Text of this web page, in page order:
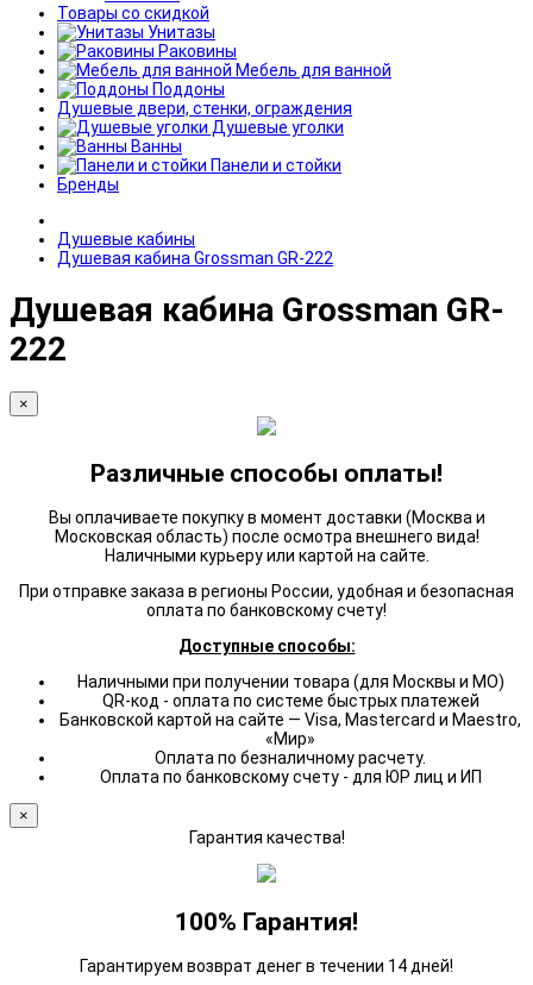
Товары со скидкой
Унитазы
Раковины
Мебель для ванной
Поддоны
Душевые двери, стенки, ограждения
Душевые уголки
Ванны
Панели и стойки
Бренды
Душевые кабины
Душевая кабина Grossman GR-222
Душевая кабина Grossman GR-
222
×
Различные способы оплаты!
Вы оплачиваете покупку в момент доставки (Москва и
Московская область) после осмотра внешнего вида!
Наличными курьеру или картой на сайте.
При отправке заказа в регионы России, удобная и безопасная
оплата по банковскому счету!
Доступные способы:
Наличными при получении товара (для Москвы и МО)
QR-код - оплата по системе быстрых платежей
Банковской картой на сайте — Visa, Mastercard и Maestro,
«Мир»
Оплата по безналичному расчету.
Оплата по банковскому счету - для ЮР лиц и ИП
×
Гарантия качества!
100% Гарантия!
Гарантируем возврат денег в течении 14 дней!